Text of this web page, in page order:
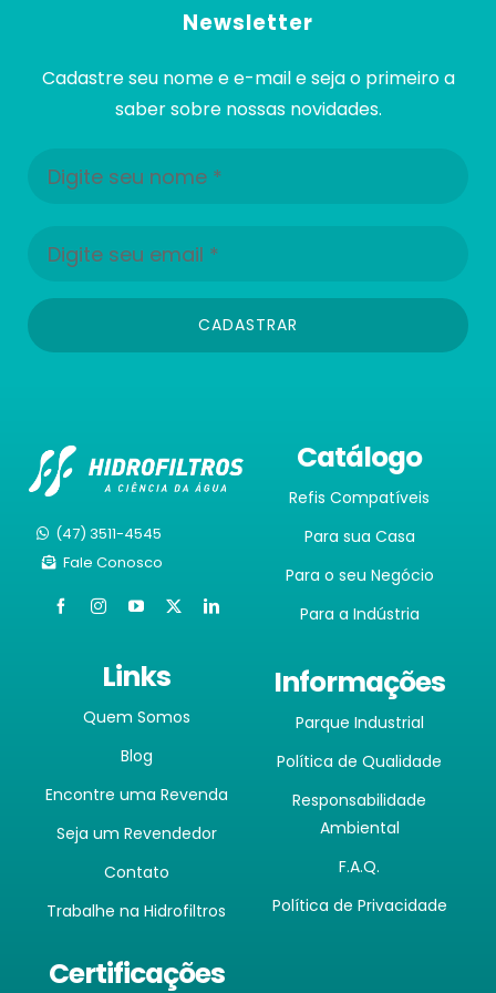
Newsletter
Cadastre seu nome e e-mail e seja o primeiro a
saber sobre nossas novidades.
CADASTRAR
(47) 3511-4545
Fale Conosco
Catálogo
Refis Compatíveis
Para sua Casa
Para o seu Negócio
Para a Indústria
Links
Quem Somos
Blog
Encontre uma Revenda
Seja um Revendedor
Contato
Trabalhe na Hidrofiltros
Informações
Parque Industrial
Política de Qualidade
Responsabilidade
Ambiental
F.A.Q.
Política de Privacidade
Certificações